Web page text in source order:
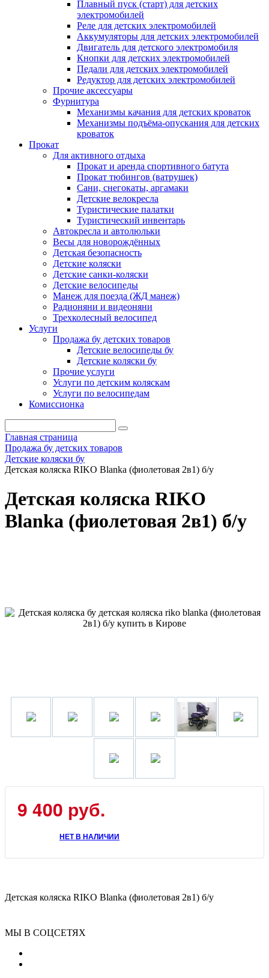
Плавный пуск (старт) для детских
электромобилей
Реле для детских электромобилей
Аккумуляторы для детских электромобилей
Двигатель для детского электромобиля
Кнопки для детских электромобилей
Педали для детских электромобилей
Редуктор для детских электромобилей
Прочие аксессуары
Фурнитура
Механизмы качания для детских кроваток
Механизмы подъёма-опускания для детских
кроваток
Прокат
Для активного отдыха
Прокат и аренда спортивного батута
Прокат тюбингов (ватрушек)
Сани, снегокаты, аргамаки
Детские велокресла
Туристические палатки
Туристический инвентарь
Автокресла и автолюльки
Весы для новорождённых
Детская безопасность
Детские коляски
Детские санки-коляски
Детские велосипеды
Манеж для поезда (ЖД манеж)
Радионяни и видеоняни
Трехколесный велосипед
Услуги
Продажа бу детских товаров
Детские велосипеды бу
Детские коляски бу
Прочие услуги
Услуги по детским коляскам
Услуги по велосипедам
Комиссионка
Главная страница
Продажа бу детских товаров
Детские коляски бу
Детская коляска RIKO Blanka (фиолетовая 2в1) б/у
Детская коляска RIKO
Blanka (фиолетовая 2в1) б/у
9 400 руб.
НЕТ В НАЛИЧИИ
Детская коляска RIKO Blanka (фиолетовая 2в1) б/у
МЫ В СОЦСЕТЯХ